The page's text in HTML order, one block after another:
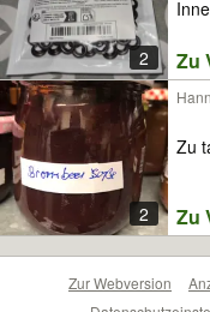
2 Zu
2
Zu
Zu
Zur Webversion